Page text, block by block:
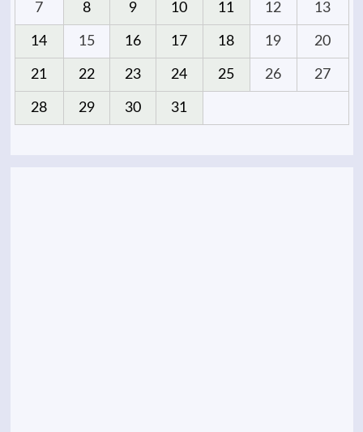
7 8 9 10 11 12 13
14 15 16 17 18 19 20
21 22 23 24 25 26 27
28 29 30 31